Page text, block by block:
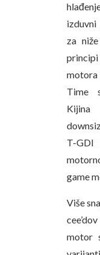
za
motora
Time
T-GDI
game
Više
motor